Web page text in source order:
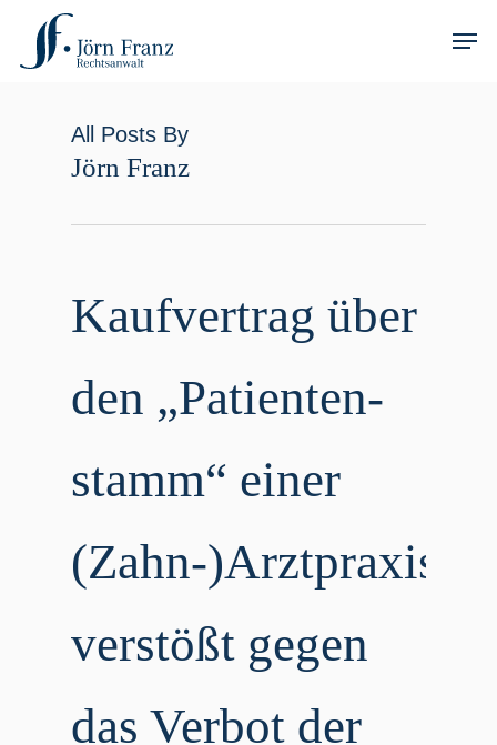
main
All Posts By
Jörn Franz
Kauf­ver­trag über
den „Pati­en­ten­
stamm“ einer
(Zahn-)Arztpraxis
ver­stößt gegen
das Ver­bot der